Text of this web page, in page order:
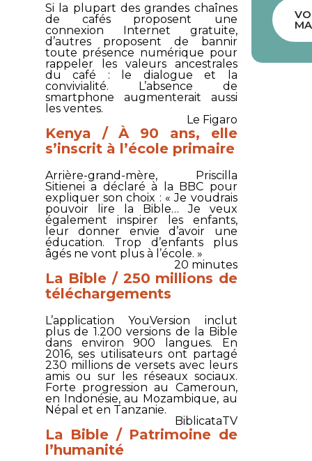
Si la plupart des grandes chaînes
de cafés proposent une
connexion Internet gratuite,
d’autres proposent de bannir
toute présence numérique pour
rappeler les valeurs ancestrales
du café : le dialogue et la
convivialité. L’absence de
smartphone augmenterait aussi
les ventes.
Le Figaro
Kenya / À 90 ans, elle
s’inscrit à l’école primaire
Arrière-grand-mère, Priscilla
Sitienei a déclaré à la BBC pour
expliquer son choix : « Je voudrais
pouvoir lire la Bible… Je veux
également inspirer les enfants,
leur donner envie d’avoir une
éducation. Trop d’enfants plus
âgés ne vont plus à l’école. »
20 minutes
La Bible / 250 millions de
téléchargements
L’applicationYouVersion inclut
plus de 1.200 versions de la Bible
dans environ 900 langues. En
2016, ses utilisateurs ont partagé
230 millions de versets avec leurs
amis ou sur les réseaux sociaux.
Forte progression au Cameroun,
en Indonésie, au Mozambique, au
Népal et en Tanzanie.
BiblicataTV
La Bible / Patrimoine de
l’humanité